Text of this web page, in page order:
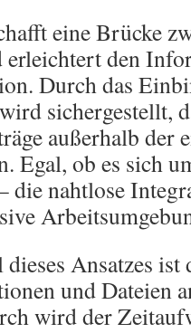
eine Brücke
den
Durch das
sichergestellt,
außerhalb der
Egal, ob es sich
die nahtlose
Ansatzes
und Dateien
wird der